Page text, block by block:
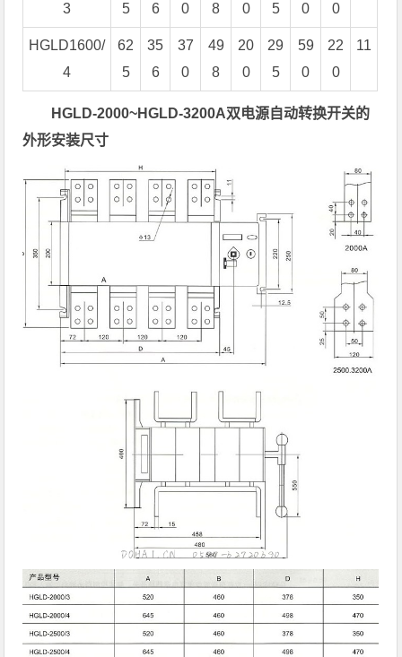
3
5
6
0
8
0
5
0
0
HGLD1600/
4
62
5
35
6
37
0
49
8
20
0
29
5
59
0
22
0
11
HGLD-2000~HGLD-3200A双电源自动转换开关的
外形安装尺寸